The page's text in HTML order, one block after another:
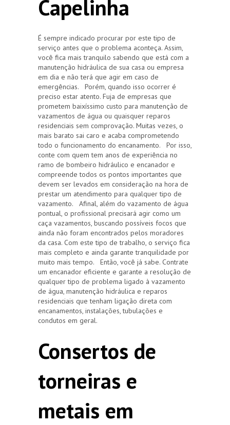
Capelinha
É sempre indicado procurar por este tipo de
serviço antes que o problema aconteça. Assim,
você fica mais tranquilo sabendo que está com a
manutenção hidráulica de sua casa ou empresa
em dia e não terá que agir em caso de
emergências. Porém, quando isso ocorrer é
preciso estar atento. Fuja de empresas que
prometem baixíssimo custo para manutenção de
vazamentos de água ou quaisquer reparos
residenciais sem comprovação. Muitas vezes, o
mais barato sai caro e acaba comprometendo
todo o funcionamento do encanamento. Por isso,
conte com quem tem anos de experiência no
ramo de bombeiro hidráulico e encanador e
compreende todos os pontos importantes que
devem ser levados em consideração na hora de
prestar um atendimento para qualquer tipo de
vazamento. Afinal, além do vazamento de água
pontual, o profissional precisará agir como um
caça vazamentos, buscando possíveis focos que
ainda não foram encontrados pelos moradores
da casa. Com este tipo de trabalho, o serviço fica
mais completo e ainda garante tranquilidade por
muito mais tempo. Então, você já sabe. Contrate
um encanador eficiente e garante a resolução de
qualquer tipo de problema ligado à vazamento
de água, manutenção hidráulica e reparos
residenciais que tenham ligação direta com
encanamentos, instalações, tubulações e
condutos em geral.
Consertos de
torneiras e
metais em